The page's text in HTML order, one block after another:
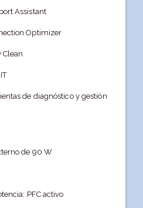
Assistant
Optimizer
Clean
de diagnóstico y gestión
de 90 W
PFC activo